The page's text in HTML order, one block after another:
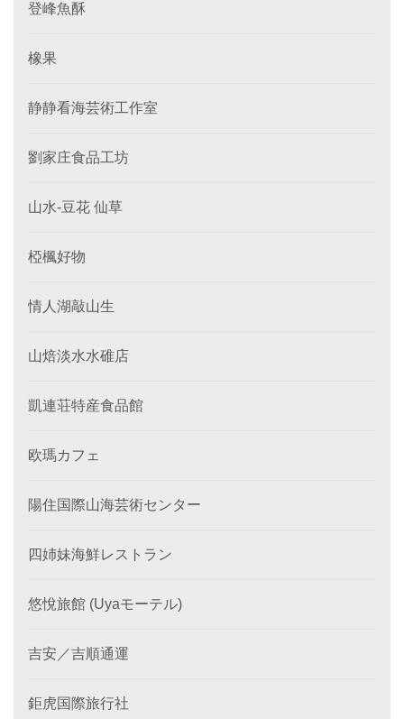
登峰魚酥
橡果
静静看海芸術工作室
劉家庄食品工坊
山水-豆花 仙草
椏楓好物
情人湖敲山生
山焙淡水水碓店
凱連荘特産食品館
欧瑪カフェ
陽住国際山海芸術センター
四姉妹海鮮レストラン
悠悅旅館 (Uyaモーテル)
吉安／吉順通運
鉅虎国際旅行社